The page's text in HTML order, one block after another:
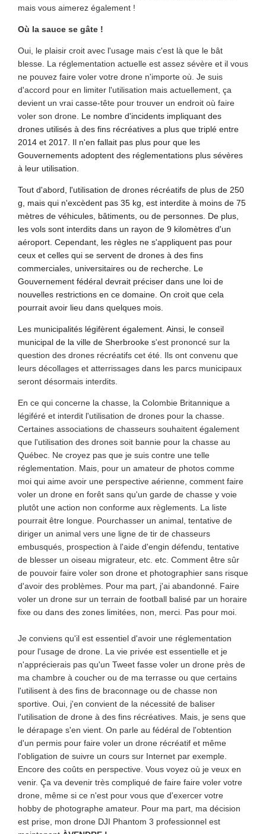
mais vous aimerez également !
Où la sauce se gâte !
Oui, le plaisir croit avec l'usage mais c'est là que le bât
blesse. La réglementation actuelle est assez sévère et il vous
ne pouvez faire voler votre drone n'importe où. Je suis
d'accord pour en limiter l'utilisation mais actuellement, ça
devient un vrai casse-tête pour trouver un endroit où faire
voler son drone. Le nombre d'incidents impliquant des
drones utilisés à des fins récréatives a plus que triplé entre
2014 et 2017. Il n'en fallait pas plus pour que les
Gouvernements adoptent des réglementations plus sévères
à leur utilisation.
Tout d'abord, l'utilisation de drones récréatifs de plus de 250
g, mais qui n'excèdent pas 35 kg, est interdite à moins de 75
mètres de véhicules, bâtiments, ou de personnes. De plus,
les vols sont interdits dans un rayon de 9 kilomètres d'un
aéroport. Cependant, les règles ne s'appliquent pas pour
ceux et celles qui se servent de drones à des fins
commerciales, universitaires ou de recherche. Le
Gouvernement fédéral devrait préciser dans une loi de
nouvelles restrictions en ce domaine. On croit que cela
pourrait avoir lieu dans quelques mois.
Les municipalités légifèrent également. Ainsi, le conseil
municipal de la ville de Sherbrooke s'est prononcé sur la
question des drones récréatifs cet été. Ils ont convenu que
leurs décollages et atterrissages dans les parcs municipaux
seront désormais interdits.
En ce qui concerne la chasse, la Colombie Britannique a
légiféré et interdit l'utilisation de drones pour la chasse.
Certaines associations de chasseurs souhaitent également
que l'utilisation des drones soit bannie pour la chasse au
Québec. Ne croyez pas que je suis contre une telle
réglementation. Mais, pour un amateur de photos comme
moi qui aime avoir une perspective aérienne, comment faire
voler un drone en forêt sans qu'un garde de chasse y voie
plutôt une action non conforme aux règlements. La liste
pourrait être longue. Pourchasser un animal, tentative de
diriger un animal vers une ligne de tir de chasseurs
embusqués, prospection à l'aide d'engin défendu, tentative
de blesser un oiseau migrateur, etc. etc. Comment être sûr
de pouvoir faire voler son drone et photographier sans risque
d'avoir des problèmes. Pour ma part, j'ai abandonné. Faire
voler un drone sur un terrain de football balisé par un horaire
fixe ou dans des zones limitées, non, merci. Pas pour moi.
Je conviens qu'il est essentiel d'avoir une réglementation
pour l'usage de drone. La vie privée est essentielle et je
n'apprécierais pas qu'un Tweet fasse voler un drone près de
ma chambre à coucher ou de ma terrasse ou que certains
l'utilisent à des fins de braconnage ou de chasse non
sportive. Oui, j'en convient de la nécessité de baliser
l'utilisation de drone à des fins récréatives. Mais, je sens que
le dérapage s'en vient. On parle au fédéral de l'obtention
d'un permis pour faire voler un drone récréatif et même
l'obligation de suivre un cours sur Internet par exemple.
Encore des coûts en perspective. Vous voyez où je veux en
venir. Ça va devenir très compliqué de faire faire voler votre
drone, même si ce n'est pour vous que d'exercer votre
hobby de photographe amateur. Pour ma part, ma décision
est prise, mon drone DJI Phantom 3 professionnel est